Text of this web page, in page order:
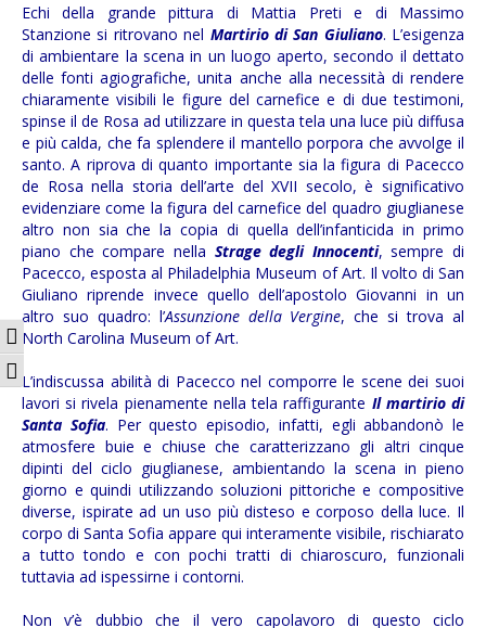
Attiva/disattiva alto contrasto
Attiva/disattiva dimensione testo
Echi della grande pittura di Mattia Preti e di Massimo
Stanzione si ritrovano nel Martirio di San Giuliano. L’esigenza
di ambientare la scena in un luogo aperto, secondo il dettato
delle fonti agiografiche, unita anche alla necessità di rendere
chiaramente visibili le figure del carnefice e di due testimoni,
spinse il de Rosa ad utilizzare in questa tela una luce più diffusa
e più calda, che fa splendere il mantello porpora che avvolge il
santo. A riprova di quanto importante sia la figura di Pacecco
de Rosa nella storia dell’arte del XVII secolo, è significativo
evidenziare come la figura del carnefice del quadro giuglianese
altro non sia che la copia di quella dell’infanticida in primo
piano che compare nella Strage degli Innocenti, sempre di
Pacecco, esposta al Philadelphia Museum of Art. Il volto di San
Giuliano riprende invece quello dell’apostolo Giovanni in un
altro suo quadro: l’Assunzione della Vergine, che si trova al
North Carolina Museum of Art.
L’indiscussa abilità di Pacecco nel comporre le scene dei suoi
lavori si rivela pienamente nella tela raffigurante Il martirio di
Santa Sofia. Per questo episodio, infatti, egli abbandonò le
atmosfere buie e chiuse che caratterizzano gli altri cinque
dipinti del ciclo giuglianese, ambientando la scena in pieno
giorno e quindi utilizzando soluzioni pittoriche e compositive
diverse, ispirate ad un uso più disteso e corposo della luce. Il
corpo di Santa Sofia appare qui interamente visibile, rischiarato
a tutto tondo e con pochi tratti di chiaroscuro, funzionali
tuttavia ad ispessirne i contorni.
Non v’è dubbio che il vero capolavoro di questo ciclo